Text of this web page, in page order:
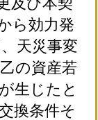
ら効力発
天災事変
の資産若
生じたと
換条件そ